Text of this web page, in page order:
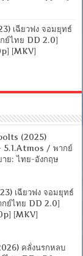
เฉียวฟง จอมยุทธ์
ย์ไทย DD 2.0]
[MKV]
(2025)
5.1.Atmos / พากย์
ย: ไทย-อังกฤษ
เฉียวฟง จอมยุทธ์
กย์ไทย DD 2.0]
[MKV]
คลั่งนรกหลบ